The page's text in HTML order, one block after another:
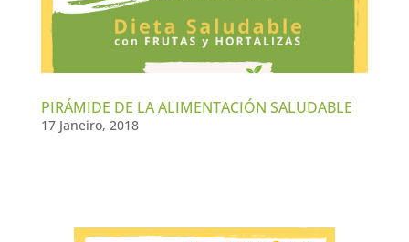
PIRÁMIDE DE LA ALIMENTACIÓN SALUDABLE
17 Janeiro, 2018